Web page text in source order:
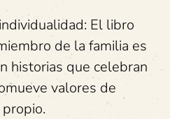
El libro
de la familia es
historias que celebran
valores de